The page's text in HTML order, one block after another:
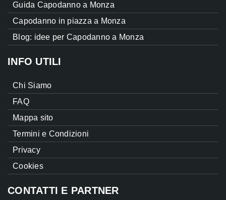
Guida Capodanno a Monza
Capodanno in piazza a Monza
Blog: idee per Capodanno a Monza
INFO UTILI
Chi Siamo
FAQ
Mappa sito
Termini e Condizioni
Privacy
Cookies
CONTATTI E PARTNER